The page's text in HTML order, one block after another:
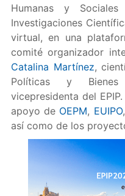
Humanas y
Investigaciones
virtual, en una
comité organizador
Catalina Martínez,
Políticas y
vicepresidenta del
apoyo de OEPM, EUIPO,
así como de los